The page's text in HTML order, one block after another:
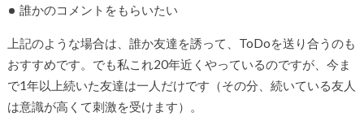
誰かのコメントをもらいたい
上記のような場合は、誰か友達を誘って、ToDoを送り合うのも
おすすめです。でも私これ20年近くやっているのですが、今ま
で1年以上続いた友達は一人だけです（その分、続いている友人
は意識が高くて刺激を受けます）。